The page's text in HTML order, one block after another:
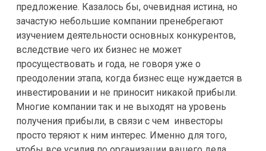
предложение. Казалось бы, очевидная истина, но
зачастую небольшие компании пренебрегают
изучением деятельности основных конкурентов,
вследствие чего их бизнес не может
просуществовать и года, не говоря уже о
преодолении этапа, когда бизнес еще нуждается в
инвестировании и не приносит никакой прибыли.
Многие компании так и не выходят на уровень
получения прибыли, в связи с чем инвесторы
просто теряют к ним интерес. Именно для того,